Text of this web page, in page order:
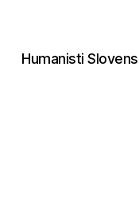
Humanisti